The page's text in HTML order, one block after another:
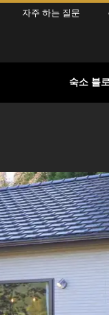
자주 하는 질문
숙소 블